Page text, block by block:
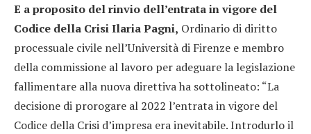
E a proposito del rinvio dell’entrata in vigore del
Codice della Crisi Ilaria Pagni, Ordinario di diritto
processuale civile nell’Università di Firenze e membro
della commissione al lavoro per adeguare la legislazione
fallimentare alla nuova direttiva ha sottolineato: “La
decisione di prorogare al 2022 l’entrata in vigore del
Codice della Crisi d’impresa era inevitabile. Introdurlo il